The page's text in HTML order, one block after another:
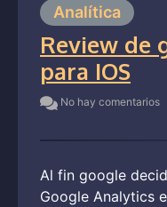
Analítica
Review de
para IOS
No hay comentarios
Al fin google
Google Analytics